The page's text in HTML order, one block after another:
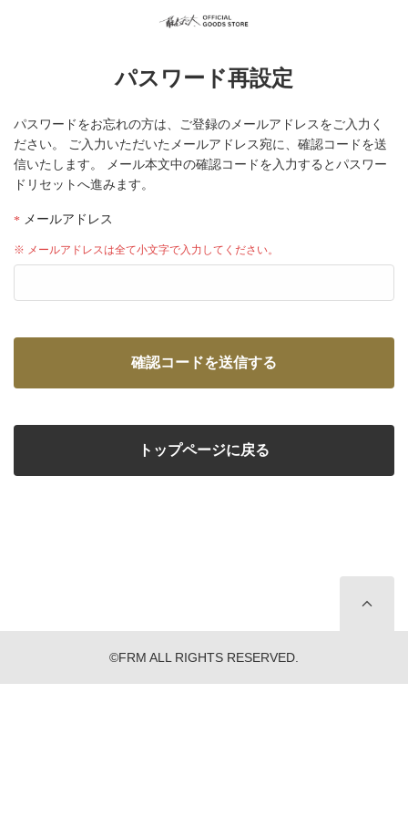
パスワード再設定
パスワードをお忘れの方は、ご登録のメールアドレスをご入力く
ださい。
ご入力いただいたメールアドレス宛に、確認コードを送
信いたします。
メール本文中の確認コードを入力するとパスワー
ドリセットへ進みます。
メールアドレス
※ メールアドレスは全て小文字で入力してください。
確認コードを送信する
トップページに戻る
©FRM ALL RIGHTS RESERVED.